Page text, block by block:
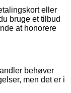
eller
bruge et tilbud
at honorere
behøver
men det er i